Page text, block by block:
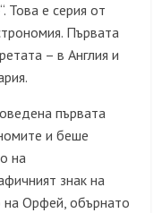
Това е серия от
Първата
– в Англия и
първата
и беше
на
знак на
на Орфей, обърнато